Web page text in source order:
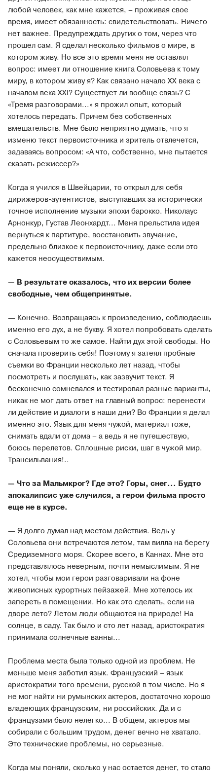
любой человек, как мне кажется, – проживая свое
время, имеет обязанность: свидетельствовать. Ничего
нет важнее. Предупреждать других о том, через что
прошел сам. Я сделал несколько фильмов о мире, в
котором живу. Но все это время меня не оставлял
вопрос: имеет ли отношение книга Соловьева к тому
миру, в котором живу я? Как связано начало ХХ века с
началом века XXI? Существует ли вообще связь? С
«Тремя разговорами...» я прожил опыт, который
хотелось передать. Причем без собственных
вмешательств. Мне было неприятно думать, что я
изменю текст первоисточника и зритель отвлечется,
задаваясь вопросом: «А что, собственно, мне пытается
сказать режиссер?»
Когда я учился в Швейцарии, то открыл для себя
дирижеров-аутентистов, выступавших за исторически
точное исполнение музыки эпохи барокко. Николаус
Арнонкур, Густав Леонхардт... Меня прельстила идея
вернуться к партитуре, восстановить звучание,
предельно близкое к первоисточнику, даже если это
кажется неосуществимым.
— В результате оказалось, что их версии более
свободные, чем общепринятые.
— Конечно. Возвращаясь к произведению, соблюдаешь
именно его дух, а не букву. Я хотел попробовать сделать
с Соловьевым то же самое. Найти дух этой свободы. Но
сначала проверить себя! Поэтому я затеял пробные
съемки во Франции несколько лет назад, чтобы
посмотреть и послушать, как зазвучит текст. Я
бесконечно сомневался и тестировал разные варианты,
никак не мог дать ответ на главный вопрос: перенести
ли действие и диалоги в наши дни? Во Франции я делал
именно это. Язык для меня чужой, материал тоже,
снимать вдали от дома – а ведь я не путешествую,
боюсь перелетов. Сплошные риски, шаг в чужой мир.
Трансильвания!..
— Что за Мальмкрог? Где это? Горы, снег... Будто
апокалипсис уже случился, а герои фильма просто
еще не в курсе.
— Я долго думал над местом действия. Ведь у
Соловьева они встречаются летом, там вилла на берегу
Средиземного моря. Скорее всего, в Каннах. Мне это
представлялось неверным, почти немыслимым. Я не
хотел, чтобы мои герои разговаривали на фоне
живописных курортных пейзажей. Мне хотелось их
запереть в помещении. Но как это сделать, если на
дворе лето? Летом люди общаются на природе! На
солнце, в саду. Так было и сто лет назад, аристократия
принимала солнечные ванны...
Проблема места была только одной из проблем. Не
меньше меня заботил язык. Французский – язык
аристократии того времени, русской в том числе. Но я
не мог найти ни румынских актеров, достаточно хорошо
владеющих французским, ни российских. Да и с
французами было нелегко... В общем, актеров мы
собирали с большим трудом, денег вечно не хватало.
Это технические проблемы, но серьезные.
Когда мы поняли, сколько у нас остается денег, то стало